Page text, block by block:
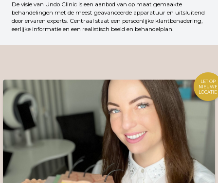
De visie van Undo Clinic is een aanbod van op maat gemaakte
behandelingen met de meest geavanceerde apparatuur en uitsluitend
door ervaren experts. Centraal staat een persoonlijke klantbenadering,
eerlijke informatie en een realistisch beeld en behandelplan.
LET OP
NIEUWE
LOCATIE